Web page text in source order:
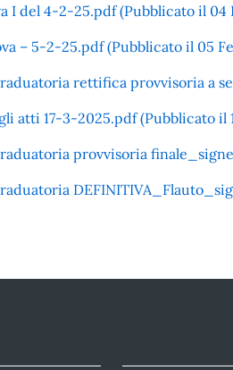
I del 4-2-25.pdf (Pubblicato il 04
– 5-2-25.pdf (Pubblicato il 05
rettifica provvisoria a
atti 17-3-2025.pdf (Pubblicato il
provvisoria